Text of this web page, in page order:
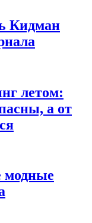
Кидман
летом:
а от
модные